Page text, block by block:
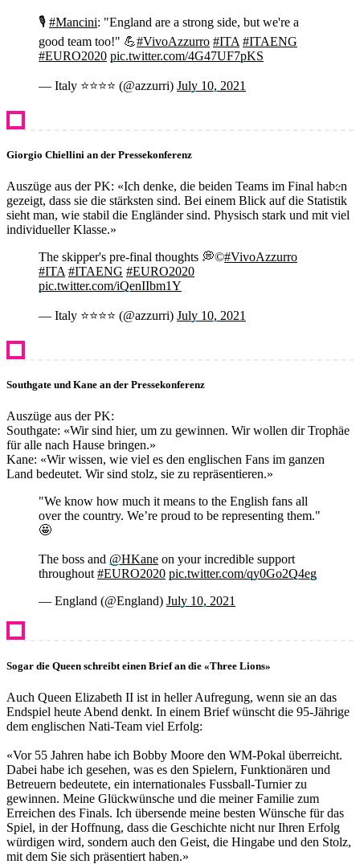
🎙️ #Mancini: "England are a strong side, but we're a
good team too!" 💪#VivoAzzurro #ITA #ITAENG
#EURO2020 pic.twitter.com/4G47UF7pKS
— Italy ⭐️⭐️⭐️⭐️ (@azzurri) July 10, 2021
Giorgio Chiellini an der Pressekonferenz
Auszüge aus der PK: «Ich denke, die beiden Teams im Final haben
gezeigt, dass sie die stärksten sind. Bei einem Blick auf die Statistik
sieht man, wie stabil die Engländer sind. Physisch stark und mit viel
individueller Klasse.»
The skipper's pre-final thoughts 💭©️#VivoAzzurro
#ITA #ITAENG #EURO2020
pic.twitter.com/iQenIIbm1Y
— Italy ⭐️⭐️⭐️⭐️ (@azzurri) July 10, 2021
Southgate und Kane an der Pressekonferenz
Auszüge aus der PK:
Southgate: «Wir sind hier, um zu gewinnen. Wir wollen dir Trophäe
für alle nach Hause bringen.»
Kane: «Wir wissen, wie viel es den englischen Fans im ganzen
Land bedeutet. Wir sind stolz, sie zu repräsentieren.»
"We know how much it means to the English fans all
over the country. We’re proud to be representing them."
🤩
The boss and @HKane on your incredible support
throughout#EURO2020 pic.twitter.com/qy0Go2Q4eg
— England (@England) July 10, 2021
Sogar die Queen schreibt einen Brief an die «Three Lions»
Auch Queen Elizabeth II ist in heller Aufregung, wenn sie an das
Endspiel heute Abend denkt. In einem Brief wünscht die 95-Jährige
dem englischen Nati-Team viel Erfolg:
«Vor 55 Jahren habe ich Bobby Moore den WM-Pokal überreicht.
Dabei habe ich gesehen, was es den Spielern, Funktionären und
Betreuern bedeutete, ein internationales Fussball-Turnier zu
gewinnen. Meine Glückwünsche und die meiner Familie zum
Erreichen des Finals. Ich übersende meine besten Wünsche für das
Spiel, in der Hoffnung, dass die Geschichte nicht nur Ihren Erfolg
würdigen wird, sondern auch den Geist, die Hingabe und den Stolz,
mit dem Sie sich präsentiert haben.»